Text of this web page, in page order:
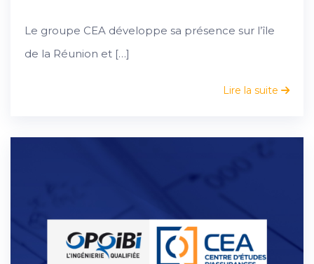
Le groupe CEA développe sa présence sur l’île
de la Réunion et […]
Lire la suite